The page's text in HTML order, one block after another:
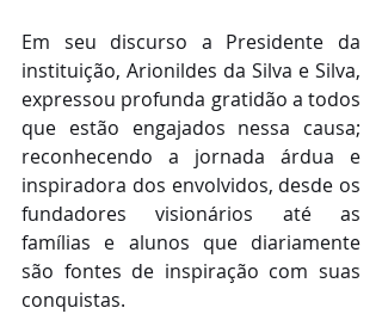
Em seu discurso a Presidente da
instituição, Arionildes da Silva e Silva,
expressou profunda gratidão a todos
que estão engajados nessa causa;
reconhecendo a jornada árdua e
inspiradora dos envolvidos, desde os
fundadores visionários até as
famílias e alunos que diariamente
são fontes de inspiração com suas
conquistas.